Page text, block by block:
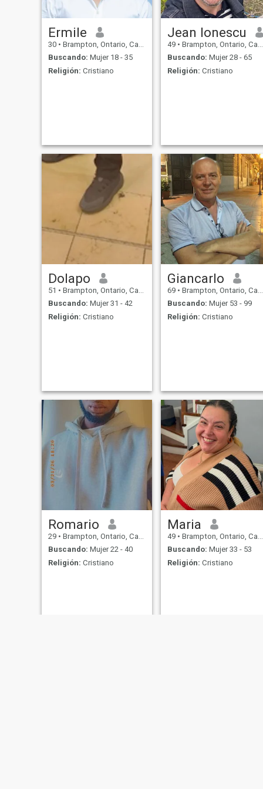
matrimonio y quiero vivir en
Canadá entonces me
mensaje.
Ermile
30 • Brampton, Ontario, Canadá
Buscando: Mujer 18 - 35
Religión: Cristiano
Jean lonescu
49 • Brampton, Ontario, Canadá
Buscando: Mujer 28 - 65
Religión: Cristiano
Dolapo
51 • Brampton, Ontario, Canadá
Buscando: Mujer 31 - 42
Religión: Cristiano
Giancarlo
69 • Brampton, Ontario, Canadá
Buscando: Mujer 53 - 99
Religión: Cristiano
Romario
29 • Brampton, Ontario, Canadá
Buscando: Mujer 22 - 40
Religión: Cristiano
Maria
49 • Brampton, Ontario, Canadá
Buscando: Mujer 33 - 53
Religión: Cristiano